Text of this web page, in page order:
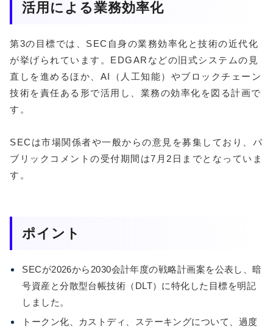
活用による業務効率化
第3の目標では、SEC自身の業務効率化と技術の近代化
が挙げられています。EDGARなどの旧式システムの見
直しを進めるほか、AI（人工知能）やブロックチェーン
技術を責任ある形で活用し、業務の効率化を図る計画で
す。
SECは市場関係者や一般からの意見を募集しており、パ
ブリックコメントの受付期間は7月2日までとなっていま
す。
ポイント
SECが2026から2030会計年度の戦略計画案を公表し、暗
号資産と分散型台帳技術（DLT）に特化した目標を明記
しました。
トークン化、カストディ、ステーキングについて、過度